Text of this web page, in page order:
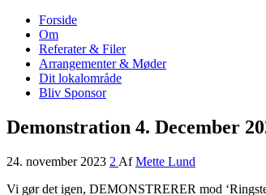
Nordrup Farendløse Lokalråd
Midt i naturen tæt på alt!
Forside
Om
Referater & Filer
Arrangementer & Møder
Dit lokalområde
Bliv Sponsor
Demonstration 4. December
24. november 2023 2 Af Mette Lund
Vi gør det igen, DEMONSTRERER mod